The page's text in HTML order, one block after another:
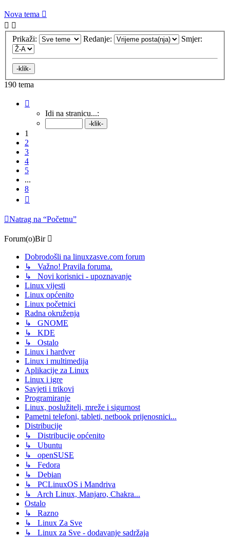
Nova tema
Prikaži: Redanje: Smjer:
190 tema
8. Idi na stranicu...:
1
2
3
4
5
...
8
Natrag na “Početnu”
Forum(o)Bir
Dobrodošli na linuxzasve.com forum
↳ Važno! Pravila foruma.
↳ Novi korisnici - upoznavanje
Linux vijesti
Linux općenito
Linux početnici
Radna okruženja
↳ GNOME
↳ KDE
↳ Ostalo
Linux i hardver
Linux i multimedija
Aplikacije za Linux
Linux i igre
Savjeti i trikovi
Programiranje
Linux, poslužitelj, mreže i sigurnost
Pametni telefoni, tableti, netbook prijenosnici...
Distribucije
↳ Distribucije općenito
↳ Ubuntu
↳ openSUSE
↳ Fedora
↳ Debian
↳ PCLinuxOS i Mandriva
↳ Arch Linux, Manjaro, Chakra...
Ostalo
↳ Razno
↳ Linux Za Sve
↳ Linux za Sve - dodavanje sadržaja